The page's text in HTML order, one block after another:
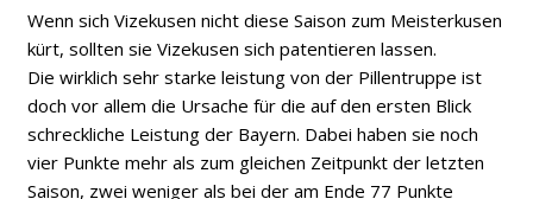
Wenn sich Vizekusen nicht diese Saison zum Meisterkusen
kürt, sollten sie Vizekusen sich patentieren lassen.
Die wirklich sehr starke leistung von der Pillentruppe ist
doch vor allem die Ursache für die auf den ersten Blick
schreckliche Leistung der Bayern. Dabei haben sie noch
vier Punkte mehr als zum gleichen Zeitpunkt der letzten
Saison, zwei weniger als bei der am Ende 77 Punkte